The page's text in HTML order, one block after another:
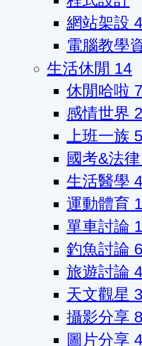
網站架設 4
電腦教學
生活休閒 14
休閒哈啦 7
感情世界 2
上班一族 5
國考&法律
生活醫學 4
運動體育 1
單車討論 1
釣魚討論 6
旅遊討論 4
天文觀星 3
攝影分享 8
圖片分享 4